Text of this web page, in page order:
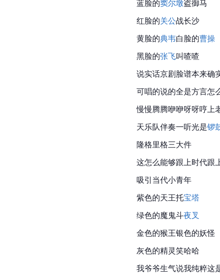
蓝脸的窦尔墩盗御马
红脸的关公战长沙
黄脸的典韦白脸的曹操
黑脸的张飞叫喳喳
说实话京剧脸谱本来确
可唱的说的全是方言怎
慢慢腾腾咿咿呀呀哼上
天乐队伴奏一听光是锣
隆格里格三大件
这怎么能够跟上时代跟
吸引当代小青年
紫色的天王托宝塔
绿色的魔鬼斗夜叉
金色的猴王银色的妖怪
灰色的精灵笑哈哈
我爷爷生气说我纯粹这